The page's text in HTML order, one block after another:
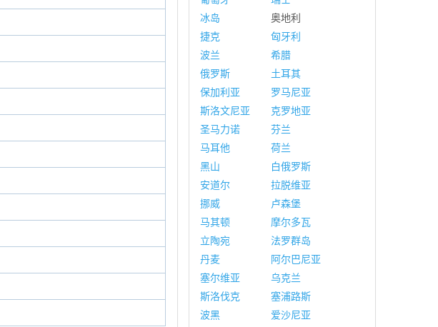
冰岛
奥地利
捷克
匈牙利
波兰
希腊
俄罗斯
土耳其
保加利亚
罗马尼亚
斯洛文尼亚
克罗地亚
圣马力诺
芬兰
马耳他
荷兰
黑山
白俄罗斯
安道尔
拉脱维亚
挪威
卢森堡
马其顿
摩尔多瓦
立陶宛
法罗群岛
丹麦
阿尔巴尼亚
塞尔维亚
乌克兰
斯洛伐克
塞浦路斯
波黑
爱沙尼亚